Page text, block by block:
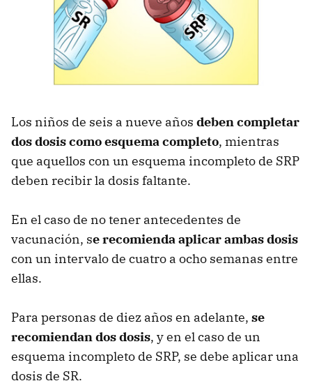
Los niños de seis a nueve años deben completar
dos dosis como esquema completo, mientras
que aquellos con un esquema incompleto de SRP
deben recibir la dosis faltante.
En el caso de no tener antecedentes de
vacunación, se recomienda aplicar ambas dosis
con un intervalo de cuatro a ocho semanas entre
ellas.
Para personas de diez años en adelante, se
recomiendan dos dosis, y en el caso de un
esquema incompleto de SRP, se debe aplicar una
dosis de SR.